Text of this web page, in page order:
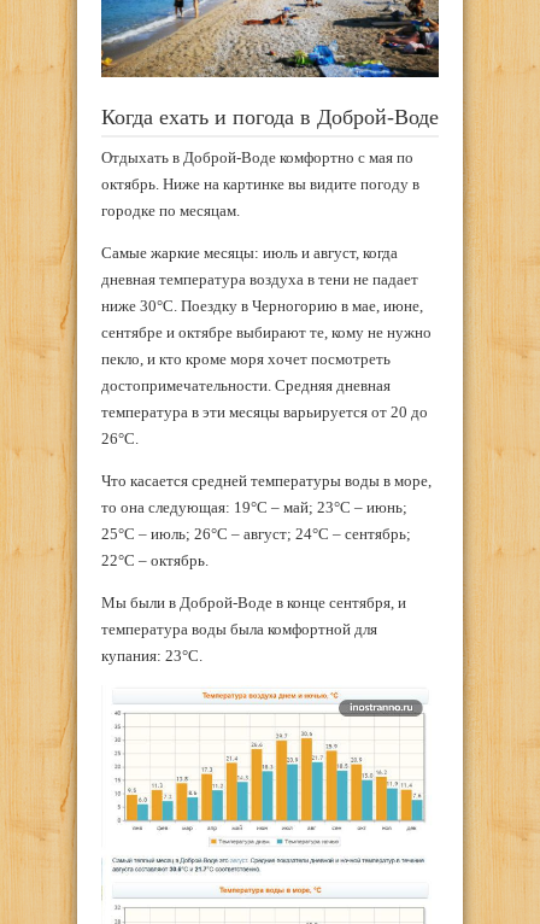
Когда ехать и погода в Доброй-Воде
Отдыхать в Доброй-Воде комфортно с мая по
октябрь. Ниже на картинке вы видите погоду в
городке по месяцам.
Самые жаркие месяцы: июль и август, когда
дневная температура воздуха в тени не падает
ниже 30°С. Поездку в Черногорию в мае, июне,
сентябре и октябре выбирают те, кому не нужно
пекло, и кто кроме моря хочет посмотреть
достопримечательности. Средняя дневная
температура в эти месяцы варьируется от 20 до
26°С.
Что касается средней температуры воды в море,
то она следующая: 19°С – май; 23°С – июнь;
25°С – июль; 26°С – август; 24°С – сентябрь;
22°С – октябрь.
Мы были в Доброй-Воде в конце сентября, и
температура воды была комфортной для
купания: 23°С.